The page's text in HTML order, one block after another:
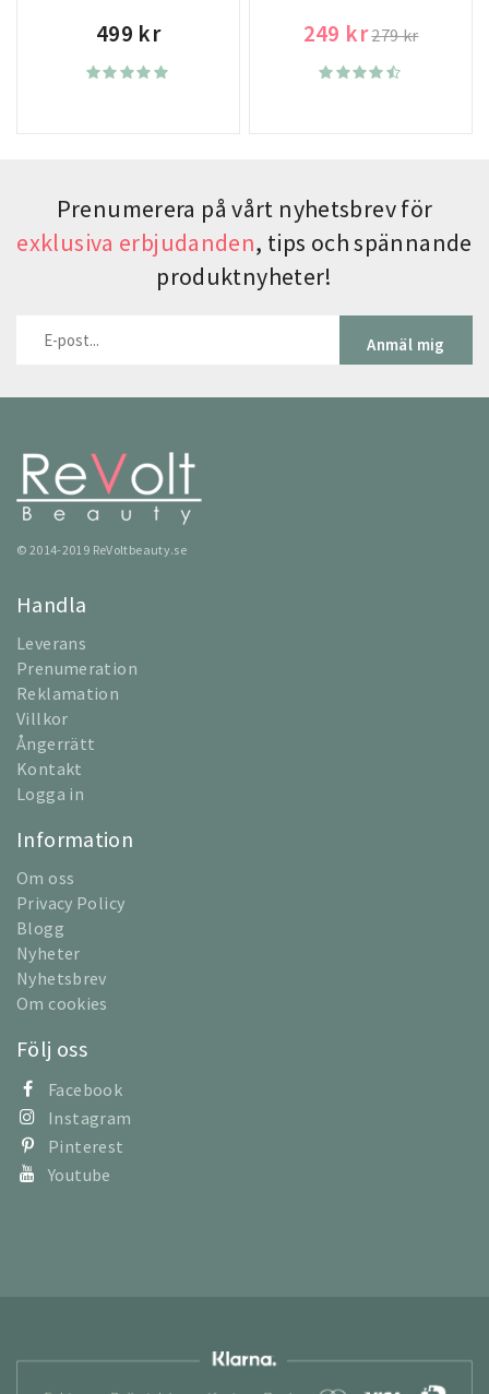
499 kr 249 kr279 kr
Prenumerera på vårt nyhetsbrev för
exklusiva erbjudanden, tips och spännande
produktnyheter!
Anmäl mig
© 2014-2019 ReVoltbeauty.se
Handla
Leverans
Prenumeration
Reklamation
Villkor
Ångerrätt
Kontakt
Logga in
Information
Om oss
Privacy Policy
Blogg
Nyheter
Nyhetsbrev
Om cookies
Följ oss
Facebook
Instagram
Pinterest
Youtube